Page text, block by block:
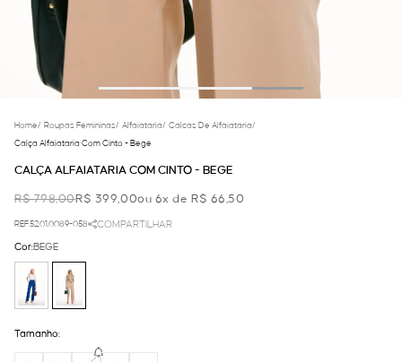
Home/ Roupas Femininas/ Alfaiataria/ Calcas De Alfaiataria/
Calça Alfaiataria Com Cinto - Bege
CALÇA ALFAIATARIA COM CINTO - BEGE
R$ 798,00R$ 399,00ou 6x de R$ 66,50
REF.52.01.0089-058 COMPARTILHAR
Cor:BEGE
Tamanho: